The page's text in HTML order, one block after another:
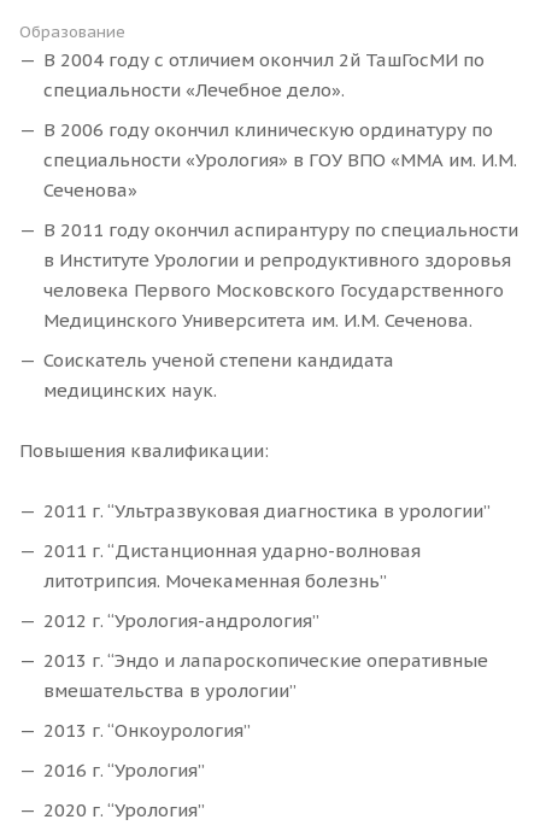
Образование
В 2004 году с отличием окончил 2й ТашГосМИ по
специальности «Лечебное дело».
В 2006 году окончил клиническую ординатуру по
специальности «Урология» в ГОУ ВПО «ММА им. И.М.
Сеченова»
В 2011 году окончил аспирантуру по специальности
в Институте Урологии и репродуктивного здоровья
человека Первого Московского Государственного
Медицинского Университета им. И.М. Сеченова.
Соискатель ученой степени кандидата
медицинских наук.
Повышения квалификации:
2011 г. “Ультразвуковая диагностика в урологии”
2011 г. “Дистанционная ударно-волновая
литотрипсия. Мочекаменная болезнь”
2012 г. “Урология-андрология”
2013 г. “Эндо и лапароскопические оперативные
вмешательства в урологии”
2013 г. “Онкоурология”
2016 г. “Урология”
2020 г. “Урология”